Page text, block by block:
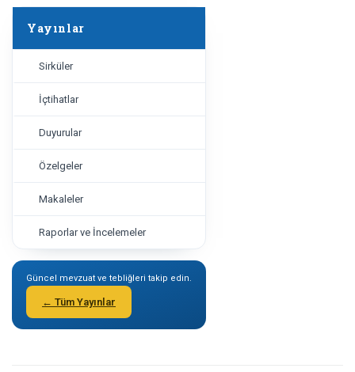
Yayınlar
Sirküler
İçtihatlar
Duyurular
Özelgeler
Makaleler
Raporlar ve İncelemeler
Güncel mevzuat ve tebliğleri takip edin.
← Tüm Yayınlar